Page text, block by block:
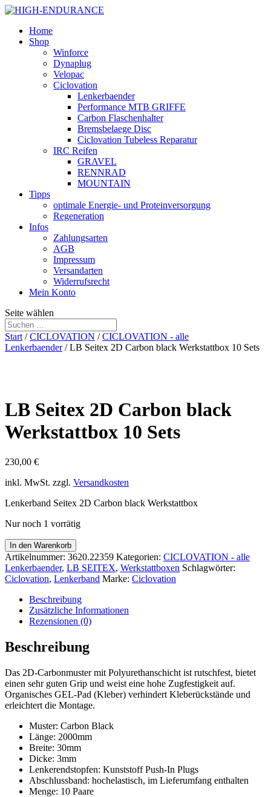
Home
Shop
Winforce
Dynaplug
Velopac
Ciclovation
Lenkerbaender
Performance MTB GRIFFE
Carbon Flaschenhalter
Bremsbelaege Disc
Ciclovation Tubeless Reparatur
IRC Reifen
GRAVEL
RENNRAD
MOUNTAIN
Tipps
optimale Energie- und Proteinversorgung
Regeneration
Infos
Zahlungsarten
AGB
Impressum
Versandarten
Widerrufsrecht
Mein Konto
Seite wählen
Start /CICLOVATION /CICLOVATION - alle
Lenkerbaender/ LB Seitex 2D Carbon black Werkstattbox 10 Sets
LB Seitex 2D Carbon black
Werkstattbox 10 Sets
230,00 €
inkl. MwSt. zzgl. Versandkosten
Lenkerband Seitex 2D Carbon black Werkstattbox
Nur noch 1 vorrätig
LB
Seitex
2D
Carbon
Werkstattbox
Sets
In den Warenkorb
Artikelnummer: 3620.22359 Kategorien: CICLOVATION - alle
Lenkerbaender, LB SEITEX, Werkstattboxen Schlagwörter:
Ciclovation, Lenkerband Marke: Ciclovation
Beschreibung
Zusätzliche Informationen
Rezensionen (0)
Beschreibung
Das 2D-Carbonmuster mit Polyurethanschicht ist rutschfest, bietet
einen sehr guten Grip und weist eine hohe Zugfestigkeit auf.
Organisches GEL-Pad (Kleber) verhindert Kleberückstände und
erleichtert die Montage.
Muster: Carbon Black
Länge: 2000mm
Breite: 30mm
Dicke: 3mm
Lenkerendstopfen: Kunststoff Push-In Plugs
Abschlussband: hochelastisch, im Lieferumfang enthalten
Menge: 10 Paare